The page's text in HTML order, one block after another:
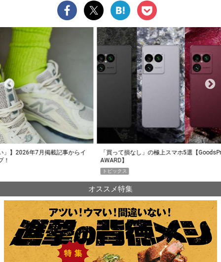
「買って損なし」の極上スマホ5選【GoodsPress 2026上半期
薄着
オススメ特集